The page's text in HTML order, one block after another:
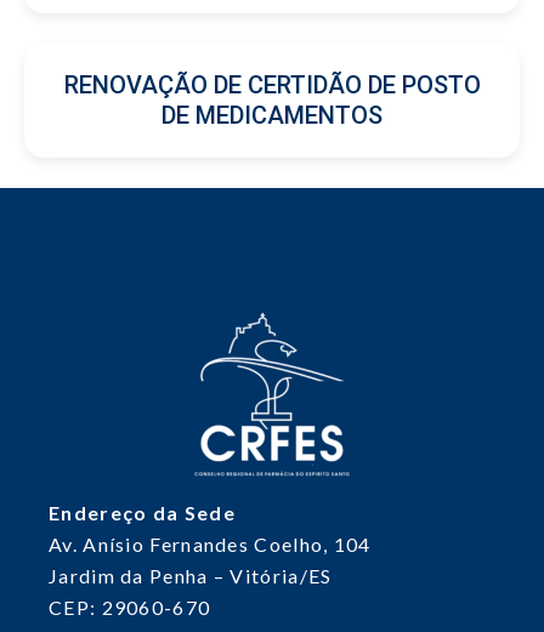
RENOVAÇÃO DE CERTIDÃO DE POSTO
DE MEDICAMENTOS
Endereço da Sede
Av. Anísio Fernandes Coelho, 104
Jardim da Penha – Vitória/ES
CEP: 29060-670